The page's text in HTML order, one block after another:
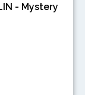
- Mystery